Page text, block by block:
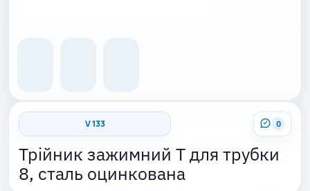
0
V 133
Трійник зажимний T для трубки
8, сталь оцинкована